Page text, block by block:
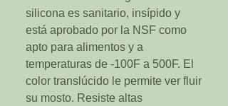
silicona es sanitario, insípido y
está aprobado por la NSF como
apto para alimentos y a
temperaturas de -100F a 500F. El
color translúcido le permite ver fluir
su mosto. Resiste altas